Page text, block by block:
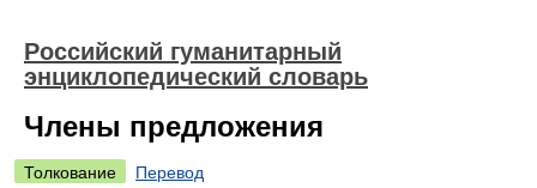
Российский гуманитарный
энциклопедический словарь
Члены предложения
Толкование
Перевод